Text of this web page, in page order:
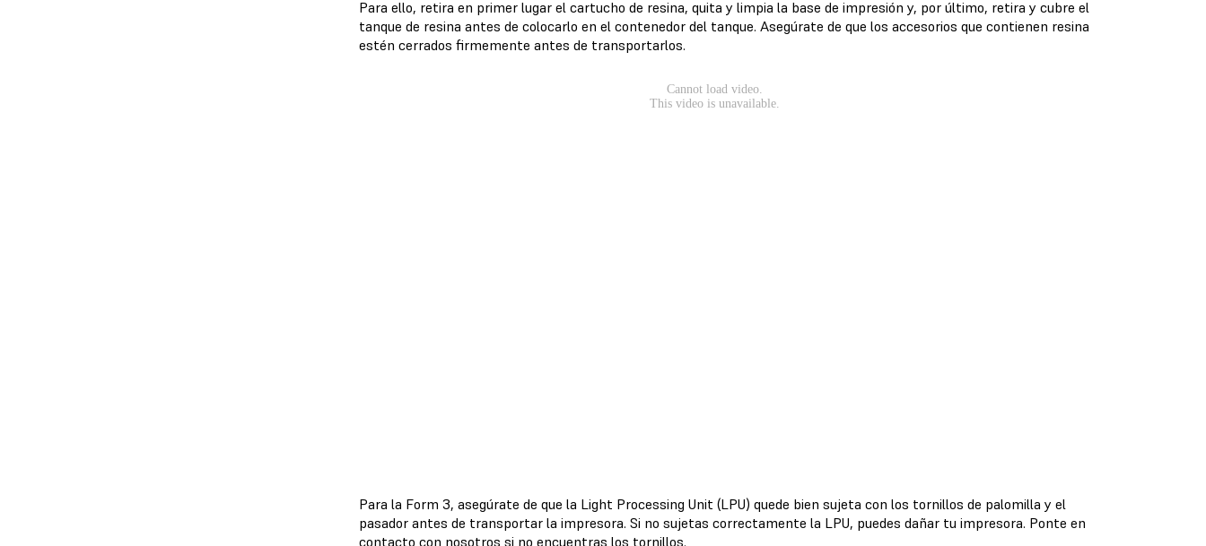
Para ello, retira en primer lugar el cartucho de resina, quita y limpia la base de impresión y, por último, retira y cubre el
tanque de resina antes de colocarlo en el contenedor del tanque. Asegúrate de que los accesorios que contienen resina
estén cerrados firmemente antes de transportarlos.
Para la Form 3, asegúrate de que la Light Processing Unit (LPU) quede bien sujeta con los tornillos de palomilla y el
pasador antes de transportar la impresora. Si no sujetas correctamente la LPU, puedes dañar tu impresora. Ponte en
contacto con nosotros si no encuentras los tornillos.